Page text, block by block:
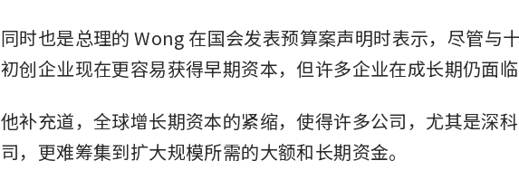
同时也是总理的 Wong 在国会发表预算案声明时表示，尽管与十
初创企业现在更容易获得早期资本，但许多企业在成长期仍面临
他补充道，全球增长期资本的紧缩，使得许多公司，尤其是深
司，更难筹集到扩大规模所需的大额和长期资金。